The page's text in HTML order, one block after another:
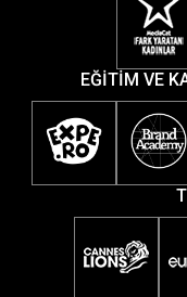
EĞİTİM VE